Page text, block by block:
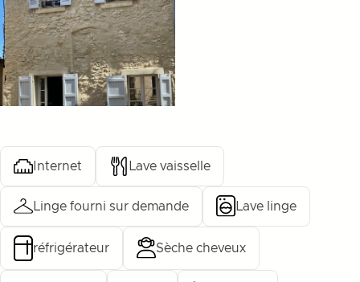
Internet Lave vaisselle
Linge fourni sur demande Lave linge
réfrigérateur Sèche cheveux